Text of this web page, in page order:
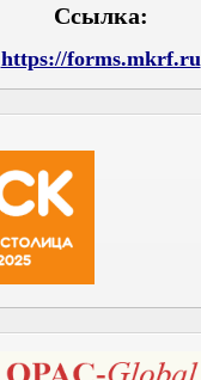
Ссылка:
https://forms.mkrf.ru